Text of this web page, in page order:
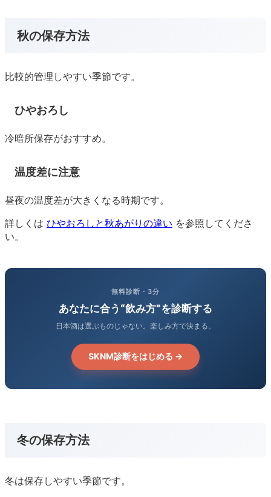
秋の保存方法
比較的管理しやすい季節です。
ひやおろし
冷暗所保存がおすすめ。
温度差に注意
昼夜の温度差が大きくなる時期です。
詳しくは ひやおろしと秋あがりの違い を参照してくださ
い。
無料診断・3分
あなたに合う“飲み方”を診断する
日本酒は選ぶものじゃない。楽しみ方で決まる。
SKNM診断をはじめる →
冬の保存方法
冬は保存しやすい季節です。